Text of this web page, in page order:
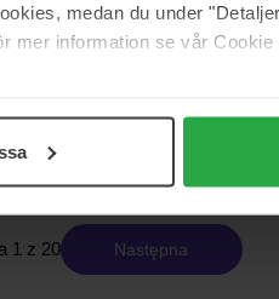
medan du under
mer information se vår
1 z 20 Następna